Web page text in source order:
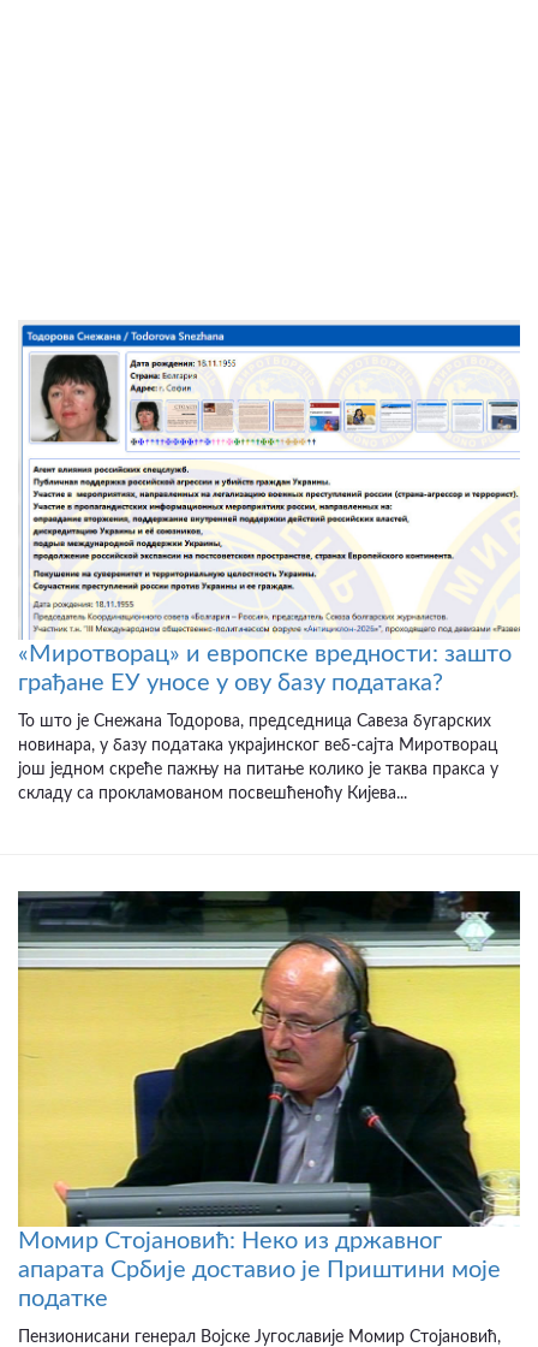
«Миротворац» и европске вредности: зашто
грађане ЕУ уносе у ову базу података?
То што је Снежана Тодорова, председница Савеза бугарских
новинара, у базу података украјинског веб-сајта Миротворац
још једном скреће пажњу на питање колико је таква пракса у
складу са прокламованом посвешћеноћу Кијева...
Момир Стојановић: Неко из државног
апарата Србије доставио је Приштини моје
податке
Пензионисани генерал Војске Југославије Момир Стојановић,